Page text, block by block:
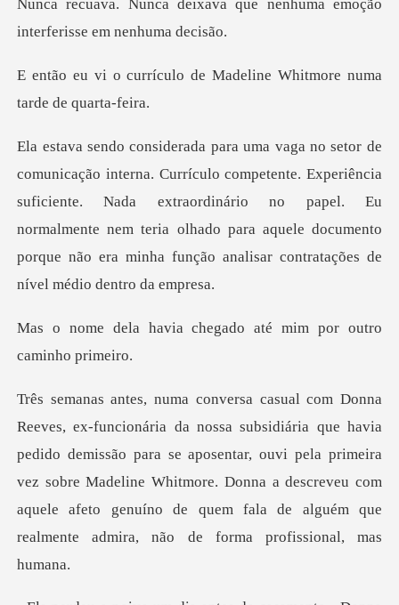
o de Madeline Whitmore n
. Experiência
suficiente. Nada extraordinário no papel. Eu
normalmente nem teria olhado para aqu
chegado até mim por
pedido demissão para se aposentar, ouvi pela primeira
vez sobre Madeline Whitmore. Donna a descreveu co